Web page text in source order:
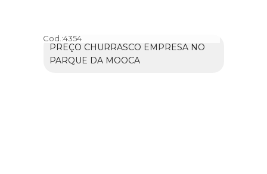
Cod.:4354
PREÇO CHURRASCO EMPRESA NO
PARQUE DA MOOCA